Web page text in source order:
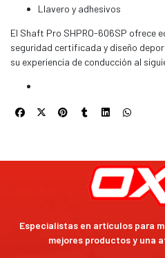
Llavero y adhesivos
El Shaft Pro SHPRO-606SP ofrece
seguridad certificada y diseño
su experiencia de conducción al
Especialistas en artículos para
mejores productos y una